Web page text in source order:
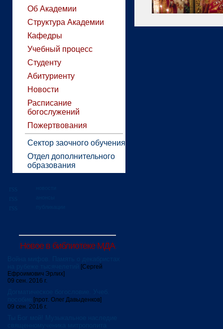
Об Академии
Структура Академии
Кафедры
Учебный процесс
Студенту
Абитуриенту
Новости
Расписание
богослужений
Пожертвования
Сектор заочного обучения
Отдел дополнительного
образования
Новое в библиотеке МДА
[Сергей
Ефроимович Эрлих]
09 сен. 2016 г.
[прот. Олег Давыденков]
09 сен. 2016 г.